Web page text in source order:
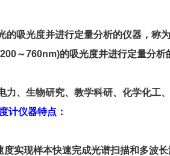
的吸光度并进行定量分析的仪器，称
～760nm)的吸光度并进行定量分
力、生物研究、教学科研、化学化工
度计仪器特点：
度实现样本快速完成光谱扫描和多波长